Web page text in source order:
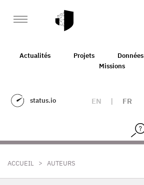
Actualités Projets Données
Missions
status.io EN | FR
ACCUEIL > AUTEURS